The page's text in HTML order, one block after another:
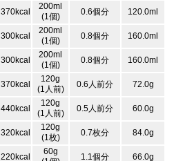
370kcal
200ml
(1個)
0.6個分 120.0ml
300kcal
200ml
(1個)
0.8個分 160.0ml
300kcal
200ml
(1個)
0.8個分 160.0ml
370kcal
120g
(1人前)
0.6人前分 72.0g
440kcal
120g
(1人前)
0.5人前分 60.0g
320kcal
120g
(1枚)
0.7枚分 84.0g
220kcal
60g
1.1個分 66.0g